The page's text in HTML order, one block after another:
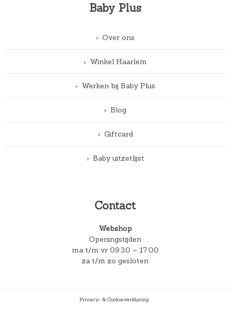
Baby Plus
Over ons
Winkel Haarlem
Werken bij Baby Plus
Blog
Giftcard
Baby uitzetlijst
Contact
Webshop
Openingstijden
ma t/m vr 09.30 – 17.00
za t/m zo gesloten
Privacy- & Cookieverklaring